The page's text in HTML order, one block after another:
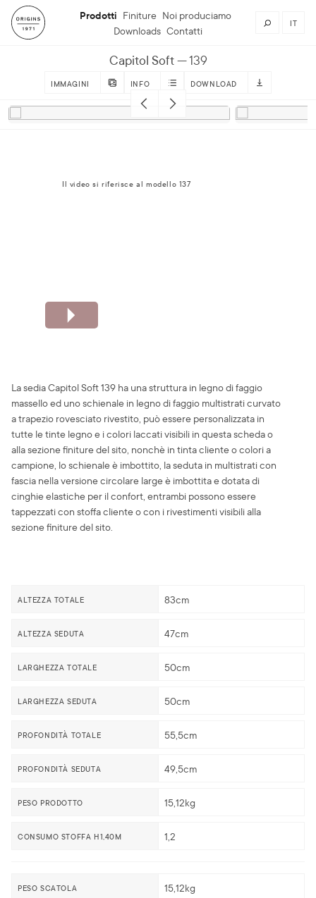
Prodotti Finiture Noi produciamo
Downloads Contatti
IT
Capitol Soft 139
IMMAGINI INFO DOWNLOAD
Il video si riferisce al modello 137
La sedia Capitol Soft 139 ha una struttura in legno di faggio
massello ed uno schienale in legno di faggio multistrati curvato
a trapezio rovesciato rivestito, può essere personalizzata in
tutte le tinte legno e i colori laccati visibili in questa scheda o
alla sezione finiture del sito, nonchè in tinta cliente o colori a
campione, lo schienale è imbottito, la seduta in multistrati con
fascia nella versione circolare large è imbottita e dotata di
cinghie elastiche per il confort, entrambi possono essere
tappezzati con stoffa cliente o con i rivestimenti visibili alla
sezione finiture del sito.
ALTEZZA TOTALE 83cm
ALTEZZA SEDUTA 47cm
LARGHEZZA TOTALE 50cm
LARGHEZZA SEDUTA 50cm
PROFONDITÀ TOTALE 55,5cm
PROFONDITÀ SEDUTA 49,5cm
PESO PRODOTTO 15,12kg
CONSUMO STOFFA H1,40M 1,2
PESO SCATOLA 15,12kg